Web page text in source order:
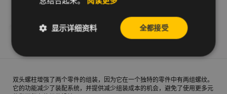
双头螺柱增强了两个零件的组装，因为它在一个独特的零件中有两组螺纹。
它的功能减少了装配系统，并提供减少组装成本的机会，避免了使用更多元
全都接受
显示详细资料